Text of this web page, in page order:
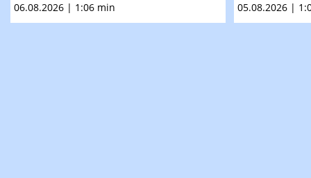
06.08.2026 | 1:06 min 05.08.2026 |